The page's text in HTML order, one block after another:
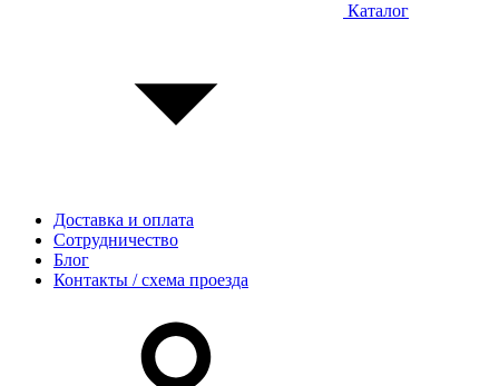
Каталог
Доставка и оплата
Сотрудничество
Блог
Контакты / схема проезда